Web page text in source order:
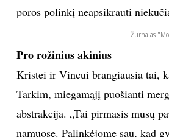
poros polinkį neapsikrauti
Žurnalas
Pro rožinius akinius
Kristei ir Vincui brangiausia tai,
Tarkim, miegamąjį puošianti
abstrakcija. „Tai pirmasis mūsų
namuose. Palinkėjome sau, kad